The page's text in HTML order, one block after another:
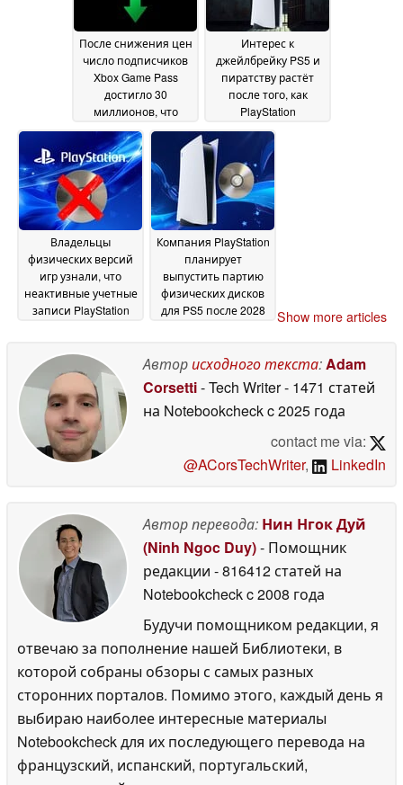
После снижения цен
число подписчиков
Xbox Game Pass
достигло 30
миллионов, что
значительно
меньше
поставленной цели
в 77 миллионов 07
July 2026
Интерес к
джейлбрейку PS5 и
пиратству растёт
после того, как
PlayStation
отказалась от
выпуска физических
версий игр
Владельцы
физических версий
игр узнали, что
неактивные учетные
записи PlayStation
05 July 2026
Компания PlayStation
планирует
выпустить партию
физических дисков
для PS5 после 2028
против цифровых
игр
Show more articles
Авторисходного текста:Adam
Corsetti- Tech Writer- 1471 статей
на Notebookcheckc 2025 года
contact me via:
@ACorsTechWriter, LinkedIn
Автор перевода: Нин Нгок Дуй
(Ninh Ngoc Duy)- Помощник
редакции - 816412 статей на
Notebookcheckc 2008 года
Будучи помощником редакции, я
отвечаю за пополнение нашей Библиотеки, в
которой собраны обзоры с самых разных
сторонних порталов. Помимо этого, каждый день я
выбираю наиболее интересные материалы
Notebookcheck для их последующего перевода на
французский, испанский, португальский,